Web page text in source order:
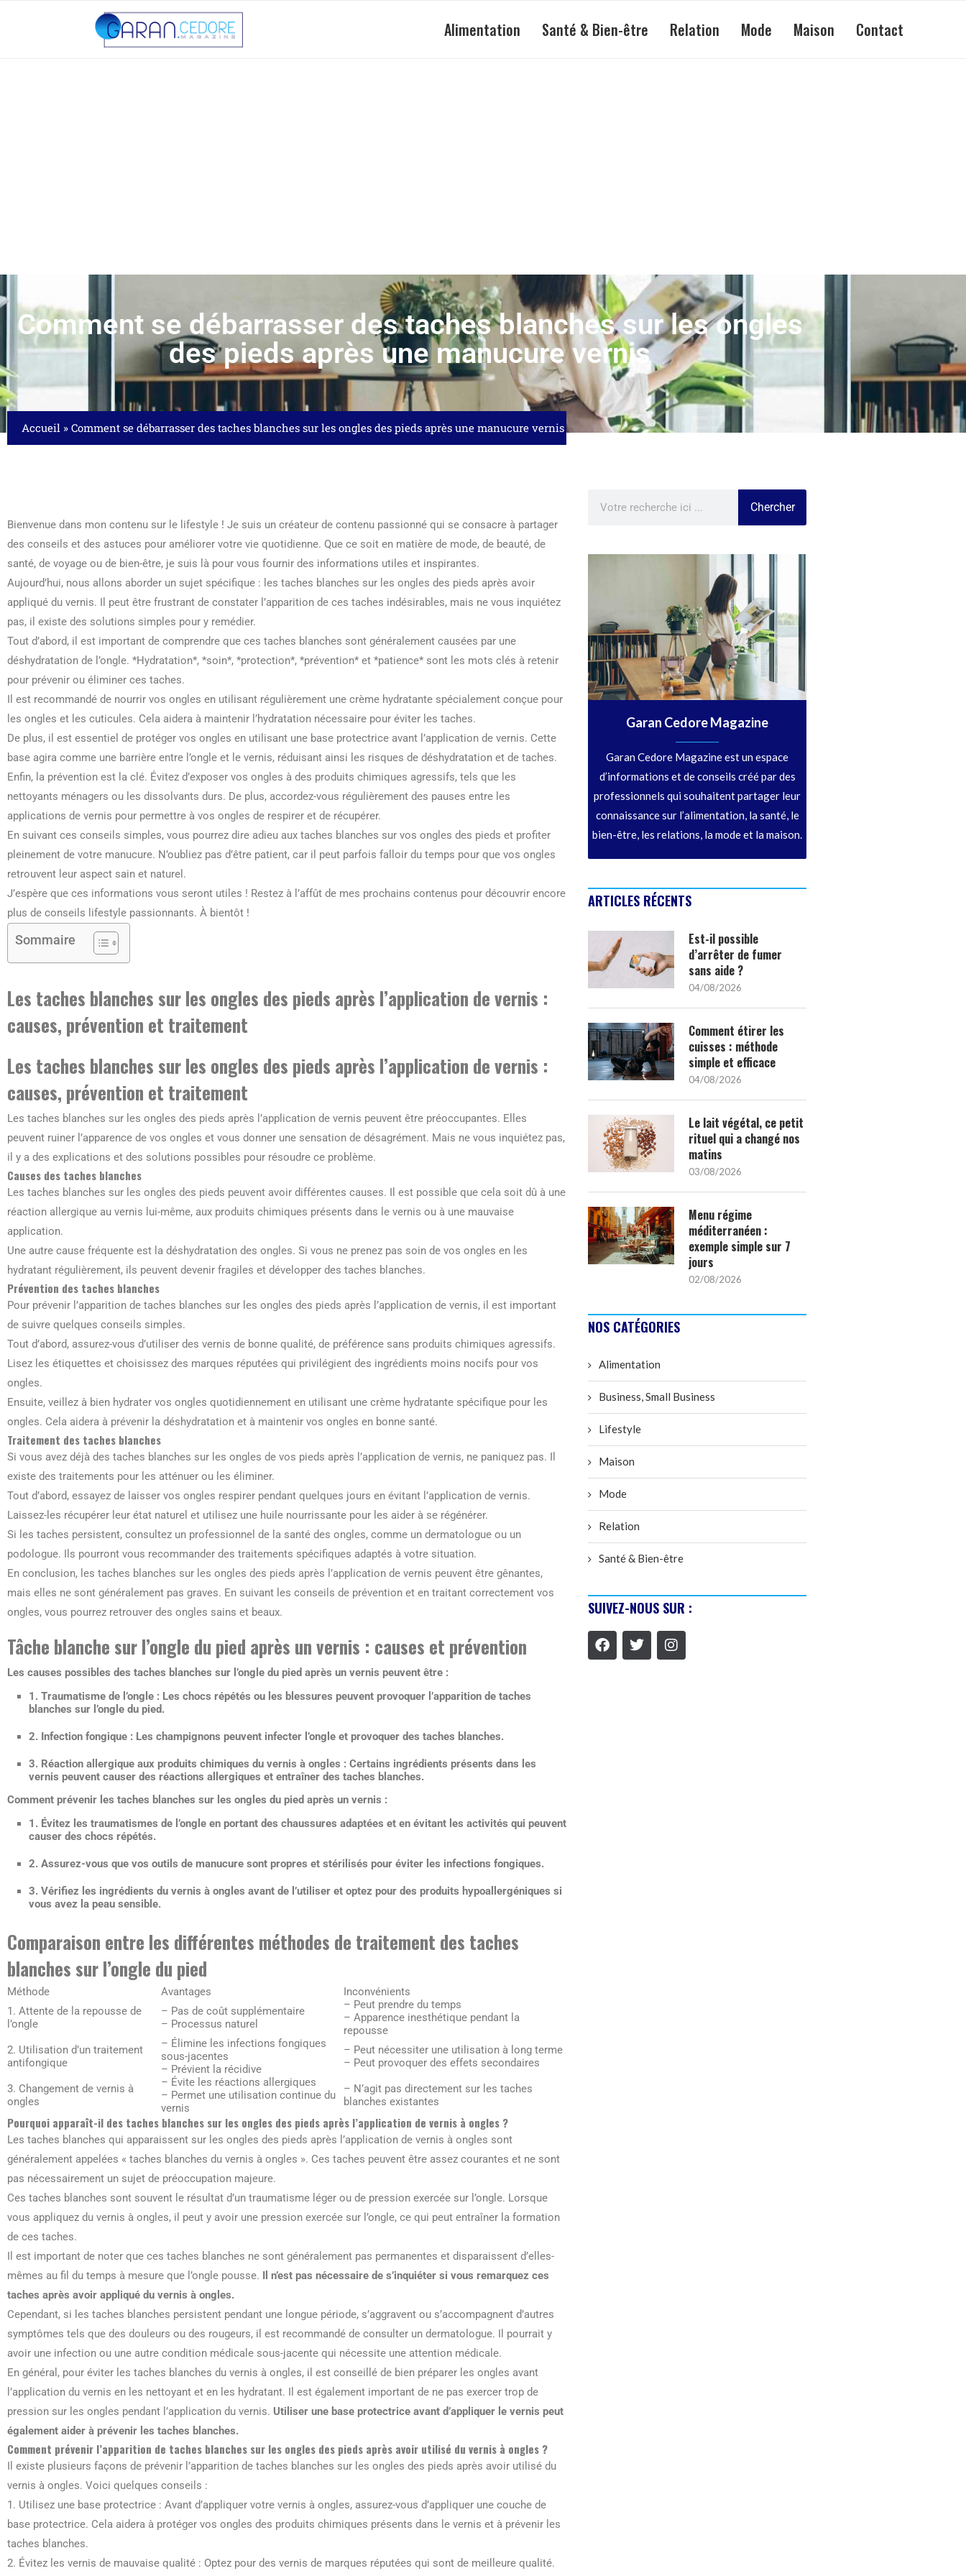
Alimentation Santé & Bien-être Relation Mode Maison Contact
Comment se débarrasser des taches blanches sur les ongles
des pieds après une manucure vernis
Accueil » Comment se débarrasser des taches blanches sur les ongles des pieds après une manucure vernis
Bienvenue dans mon contenu sur le lifestyle ! Je suis un créateur de contenu passionné qui se consacre à partager
des conseils et des astuces pour améliorer votre vie quotidienne. Que ce soit en matière de mode, de beauté, de
santé, de voyage ou de bien-être, je suis là pour vous fournir des informations utiles et inspirantes.
Aujourd’hui, nous allons aborder un sujet spécifique : les taches blanches sur les ongles des pieds après avoir
appliqué du vernis. Il peut être frustrant de constater l’apparition de ces taches indésirables, mais ne vous inquiétez
pas, il existe des solutions simples pour y remédier.
Tout d’abord, il est important de comprendre que ces taches blanches sont généralement causées par une
déshydratation de l’ongle. *Hydratation*, *soin*, *protection*, *prévention* et *patience* sont les mots clés à retenir
pour prévenir ou éliminer ces taches.
Il est recommandé de nourrir vos ongles en utilisant régulièrement une crème hydratante spécialement conçue pour
les ongles et les cuticules. Cela aidera à maintenir l’hydratation nécessaire pour éviter les taches.
De plus, il est essentiel de protéger vos ongles en utilisant une base protectrice avant l’application de vernis. Cette
base agira comme une barrière entre l’ongle et le vernis, réduisant ainsi les risques de déshydratation et de taches.
Enfin, la prévention est la clé. Évitez d’exposer vos ongles à des produits chimiques agressifs, tels que les
nettoyants ménagers ou les dissolvants durs. De plus, accordez-vous régulièrement des pauses entre les
applications de vernis pour permettre à vos ongles de respirer et de récupérer.
En suivant ces conseils simples, vous pourrez dire adieu aux taches blanches sur vos ongles des pieds et profiter
pleinement de votre manucure. N’oubliez pas d’être patient, car il peut parfois falloir du temps pour que vos ongles
retrouvent leur aspect sain et naturel.
J’espère que ces informations vous seront utiles ! Restez à l’affût de mes prochains contenus pour découvrir encore
plus de conseils lifestyle passionnants. À bientôt !
Sommaire
Les taches blanches sur les ongles des pieds après l’application de vernis :
causes, prévention et traitement
Les taches blanches sur les ongles des pieds après l’application de vernis :
causes, prévention et traitement
Les taches blanches sur les ongles des pieds après l’application de vernis peuvent être préoccupantes. Elles
peuvent ruiner l’apparence de vos ongles et vous donner une sensation de désagrément. Mais ne vous inquiétez pas,
il y a des explications et des solutions possibles pour résoudre ce problème.
Causes des taches blanches
Les taches blanches sur les ongles des pieds peuvent avoir différentes causes. Il est possible que cela soit dû à une
réaction allergique au vernis lui-même, aux produits chimiques présents dans le vernis ou à une mauvaise
application.
Une autre cause fréquente est la déshydratation des ongles. Si vous ne prenez pas soin de vos ongles en les
hydratant régulièrement, ils peuvent devenir fragiles et développer des taches blanches.
Prévention des taches blanches
Pour prévenir l’apparition de taches blanches sur les ongles des pieds après l’application de vernis, il est important
de suivre quelques conseils simples.
Tout d’abord, assurez-vous d’utiliser des vernis de bonne qualité, de préférence sans produits chimiques agressifs.
Lisez les étiquettes et choisissez des marques réputées qui privilégient des ingrédients moins nocifs pour vos
ongles.
Ensuite, veillez à bien hydrater vos ongles quotidiennement en utilisant une crème hydratante spécifique pour les
ongles. Cela aidera à prévenir la déshydratation et à maintenir vos ongles en bonne santé.
Traitement des taches blanches
Si vous avez déjà des taches blanches sur les ongles de vos pieds après l’application de vernis, ne paniquez pas. Il
existe des traitements pour les atténuer ou les éliminer.
Tout d’abord, essayez de laisser vos ongles respirer pendant quelques jours en évitant l’application de vernis.
Laissez-les récupérer leur état naturel et utilisez une huile nourrissante pour les aider à se régénérer.
Si les taches persistent, consultez un professionnel de la santé des ongles, comme un dermatologue ou un
podologue. Ils pourront vous recommander des traitements spécifiques adaptés à votre situation.
En conclusion, les taches blanches sur les ongles des pieds après l’application de vernis peuvent être gênantes,
mais elles ne sont généralement pas graves. En suivant les conseils de prévention et en traitant correctement vos
ongles, vous pourrez retrouver des ongles sains et beaux.
Tâche blanche sur l’ongle du pied après un vernis : causes et prévention
Les causes possibles des taches blanches sur l’ongle du pied après un vernis peuvent être :
1. Traumatisme de l’ongle : Les chocs répétés ou les blessures peuvent provoquer l’apparition de taches
blanches sur l’ongle du pied.
2. Infection fongique : Les champignons peuvent infecter l’ongle et provoquer des taches blanches.
3. Réaction allergique aux produits chimiques du vernis à ongles : Certains ingrédients présents dans les
vernis peuvent causer des réactions allergiques et entraîner des taches blanches.
Comment prévenir les taches blanches sur les ongles du pied après un vernis :
1. Évitez les traumatismes de l’ongle en portant des chaussures adaptées et en évitant les activités qui peuvent
causer des chocs répétés.
2. Assurez-vous que vos outils de manucure sont propres et stérilisés pour éviter les infections fongiques.
3. Vérifiez les ingrédients du vernis à ongles avant de l’utiliser et optez pour des produits hypoallergéniques si
vous avez la peau sensible.
Comparaison entre les différentes méthodes de traitement des taches
blanches sur l’ongle du pied
Méthode Avantages
Inconvénients
1. Attente de la repousse de
l’ongle
– Pas de coût supplémentaire
– Processus naturel
– Peut prendre du temps
– Apparence inesthétique pendant la
repousse
2. Utilisation d’un traitement
antifongique
– Élimine les infections fongiques
sous-jacentes
– Prévient la récidive
– Peut nécessiter une utilisation à long terme
– Peut provoquer des effets secondaires
3. Changement de vernis à
ongles
– Évite les réactions allergiques
– Permet une utilisation continue du
vernis
– N’agit pas directement sur les taches
blanches existantes
Pourquoi apparaît-il des taches blanches sur les ongles des pieds après l’application de vernis à ongles ?
Les taches blanches qui apparaissent sur les ongles des pieds après l’application de vernis à ongles sont
généralement appelées « taches blanches du vernis à ongles ». Ces taches peuvent être assez courantes et ne sont
pas nécessairement un sujet de préoccupation majeure.
Ces taches blanches sont souvent le résultat d’un traumatisme léger ou de pression exercée sur l’ongle. Lorsque
vous appliquez du vernis à ongles, il peut y avoir une pression exercée sur l’ongle, ce qui peut entraîner la formation
de ces taches.
Il est important de noter que ces taches blanches ne sont généralement pas permanentes et disparaissent d’elles-
mêmes au fil du temps à mesure que l’ongle pousse. Il n’est pas nécessaire de s’inquiéter si vous remarquez ces
taches après avoir appliqué du vernis à ongles.
Cependant, si les taches blanches persistent pendant une longue période, s’aggravent ou s’accompagnent d’autres
symptômes tels que des douleurs ou des rougeurs, il est recommandé de consulter un dermatologue. Il pourrait y
avoir une infection ou une autre condition médicale sous-jacente qui nécessite une attention médicale.
En général, pour éviter les taches blanches du vernis à ongles, il est conseillé de bien préparer les ongles avant
l’application du vernis en les nettoyant et en les hydratant. Il est également important de ne pas exercer trop de
pression sur les ongles pendant l’application du vernis. Utiliser une base protectrice avant d’appliquer le vernis peut
également aider à prévenir les taches blanches.
Comment prévenir l’apparition de taches blanches sur les ongles des pieds après avoir utilisé du vernis à ongles ?
Il existe plusieurs façons de prévenir l’apparition de taches blanches sur les ongles des pieds après avoir utilisé du
vernis à ongles. Voici quelques conseils :
1. Utilisez une base protectrice : Avant d’appliquer votre vernis à ongles, assurez-vous d’appliquer une couche de
base protectrice. Cela aidera à protéger vos ongles des produits chimiques présents dans le vernis et à prévenir les
taches blanches.
2. Évitez les vernis de mauvaise qualité : Optez pour des vernis de marques réputées qui sont de meilleure qualité.
Chercher
Garan Cedore Magazine
Garan Cedore Magazine est un espace
d’informations et de conseils créé par des
professionnels qui souhaitent partager leur
connaissance sur l’alimentation, la santé, le
bien-être, les relations, la mode et la maison.
ARTICLES RÉCENTS
Est-il possible
d’arrêter de fumer
sans aide ?
04/08/2026
Comment étirer les
cuisses : méthode
simple et efficace
04/08/2026
Le lait végétal, ce petit
rituel qui a changé nos
matins
03/08/2026
Menu régime
méditerranéen :
exemple simple sur 7
jours
02/08/2026
NOS CATÉGORIES
Alimentation
Business, Small Business
Lifestyle
Maison
Mode
Relation
Santé & Bien-être
SUIVEZ-NOUS SUR :